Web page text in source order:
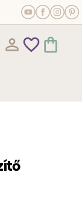
person_outline favorite_outline shopping_bag